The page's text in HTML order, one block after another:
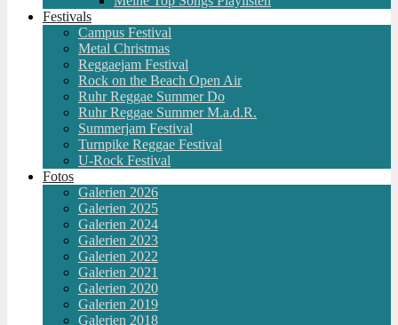
Festivals
Campus Festival
Metal Christmas
Reggaejam Festival
Rock on the Beach Open Air
Ruhr Reggae Summer Do
Ruhr Reggae Summer M.a.d.R.
Summerjam Festival
Turnpike Reggae Festival
U-Rock Festival
Fotos
Galerien 2026
Galerien 2025
Galerien 2024
Galerien 2023
Galerien 2022
Galerien 2021
Galerien 2020
Galerien 2019
Galerien 2018